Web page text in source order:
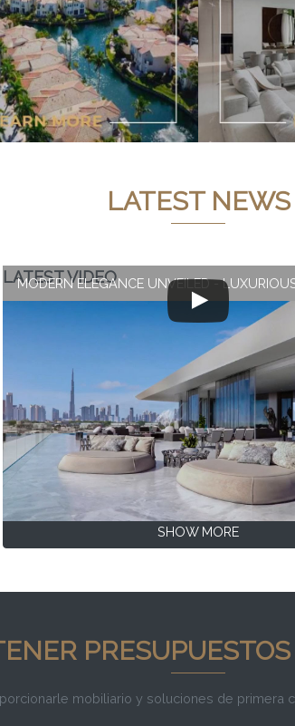
LATEST NEWS
LATEST VIDEO
SHOW MORE
mobiliario y soluciones de primera